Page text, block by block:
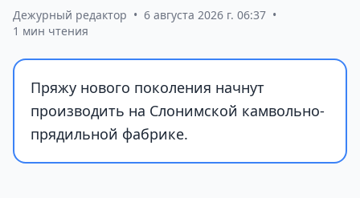
Дежурный редактор • 6 августа 2026 г. 06:37 •
1 мин чтения
Пряжу нового поколения начнут
производить на Слонимской камвольно-
прядильной фабрике.